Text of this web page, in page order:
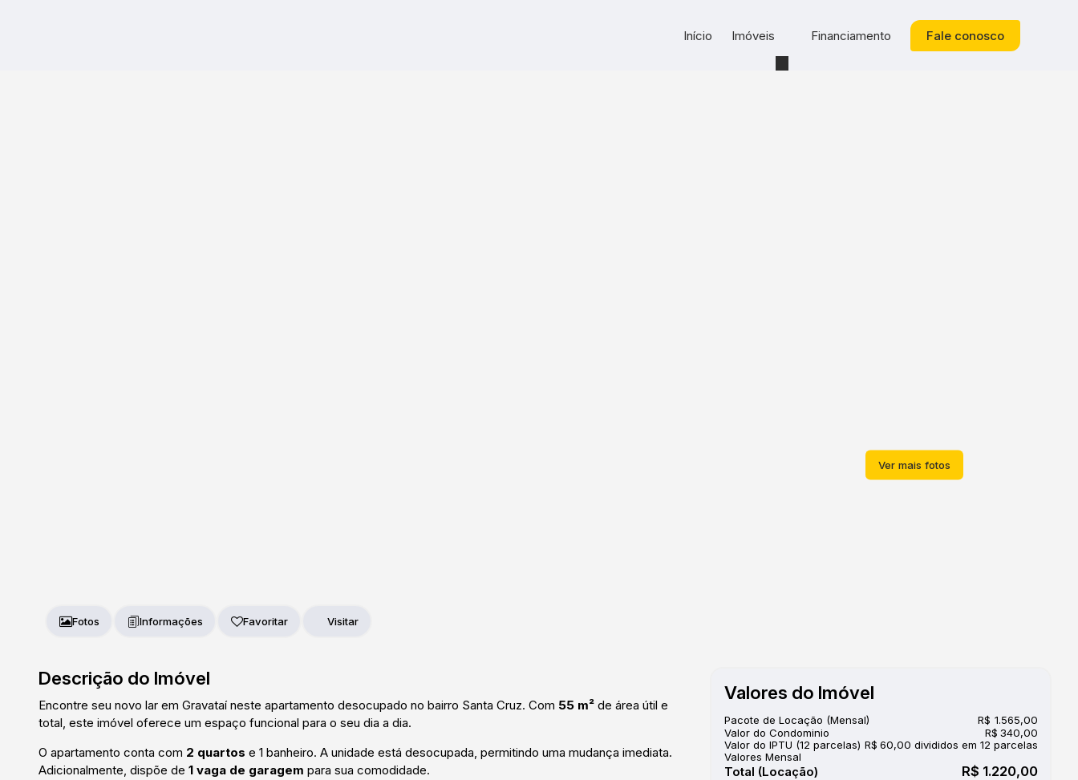
Fale conosco
Financiamento
Imóveis
Início
Fotos Favoritar
Descrição do Imóvel
Encontre seu novo lar em Gravataí neste apartamento desocupado no bairro Santa Cruz. Com 55 m² de área útil e
total, este imóvel oferece um espaço funcional para o seu dia a dia.
O apartamento conta com 2 quartos e 1 banheiro. A unidade está desocupada, permitindo uma mudança imediata.
Adicionalmente, dispõe de 1 vaga de garagem para sua comodidade.
Valores do Imóvel
R$ 1.220,00
Valores Mensal
Valor do IPTU (12 parcelas) R$ 60,00 divididos em 12 parcelas
Valor do Condominio R$ 340,00
R$ 1.565,00
Pacote de Locação (Mensal)